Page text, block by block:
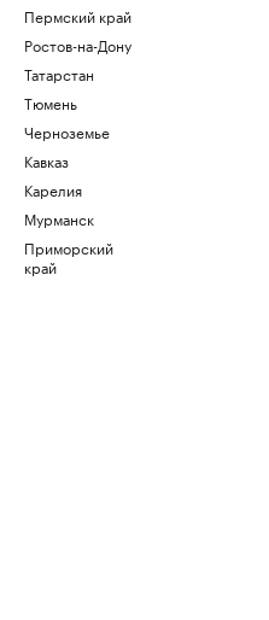
Пермский край
Ростов-на-Дону
Татарстан
Тюмень
Черноземье
Кавказ
Карелия
Мурманск
Приморский
край